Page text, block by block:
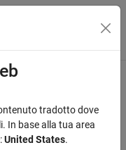
navigazione
tradotto dove
In base alla tua area
United States.